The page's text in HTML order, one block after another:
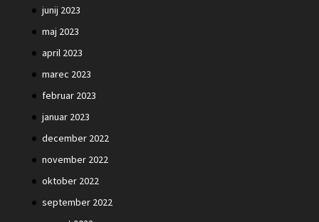
junij 2023
maj 2023
april 2023
marec 2023
februar 2023
januar 2023
december 2022
november 2022
oktober 2022
september 2022